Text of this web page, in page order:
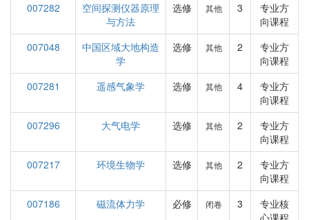
007282
空间探测仪器原理
与方法
选修 其他 3
专业方
向课程
007048
中国区域大地构造
学
选修 其他 2
专业方
向课程
007281
遥感气象学 选修 其他 4
专业方
向课程
007296
大气电学 选修 其他 2
专业方
向课程
007217
环境生物学 选修 其他 2
专业方
向课程
007186
磁流体力学 必修 闭卷 3
专业核
心课程